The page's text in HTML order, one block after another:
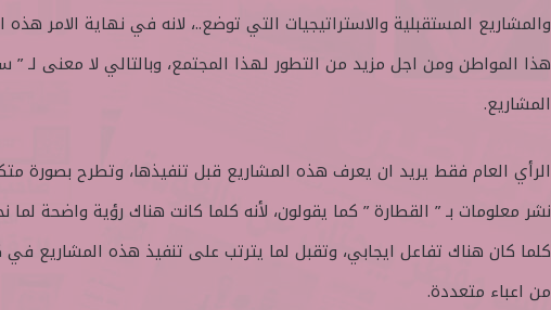
والمشاريع المستقبلية والاستراتيجيات التي توضع..، لانه في نهاية الامر
هذا المواطن ومن اجل مزيد من التطور لهذا المجتمع، وبالتالي لا معنى لـ ”
المشاريع.
الرأي العام فقط يريد ان يعرف هذه المشاريع قبل تنفيذها، وتطرح بصورة
نشر معلومات بـ ” القطارة ” كما يقولون، لأنه كلما كانت هناك رؤية واضحة
كلما كان هناك تفاعل ايجابي، وتقبل لما يترتب على تنفيذ هذه المشاريع في
من اعباء متعددة.